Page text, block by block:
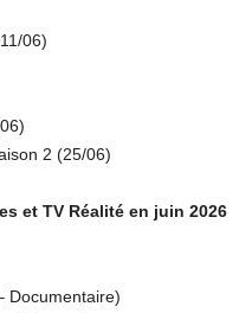
06)
2 (25/06)
et TV Réalité en juin 2026
Documentaire)